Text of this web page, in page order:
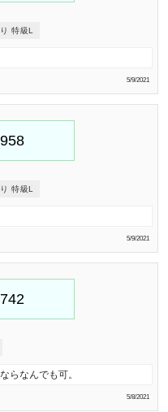
特級L
5/9/2021
特級L
5/9/2021
らなんでも可。
5/8/2021